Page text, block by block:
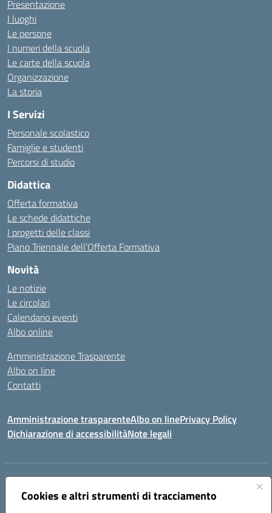
Cookies e altri strumenti di tracciamento
Presentazione
I luoghi
Le persone
I numeri della scuola
Le carte della scuola
Organizzazione
La storia
I Servizi
Personale scolastico
Famiglie e studenti
Percorsi di studio
Didattica
Offerta formativa
Le schede didattiche
I progetti delle classi
Piano Triennale dell’Offerta Formativa
Novità
Le notizie
Le circolari
Calendario eventi
Albo online
Amministrazione Trasparente
Albo on line
Contatti
Amministrazione trasparenteAlbo on linePrivacy Policy
Dichiarazione di accessibilitàNote legali
Indirizzo:
Centralino:078170786 Email:caic875002@istruzione.it